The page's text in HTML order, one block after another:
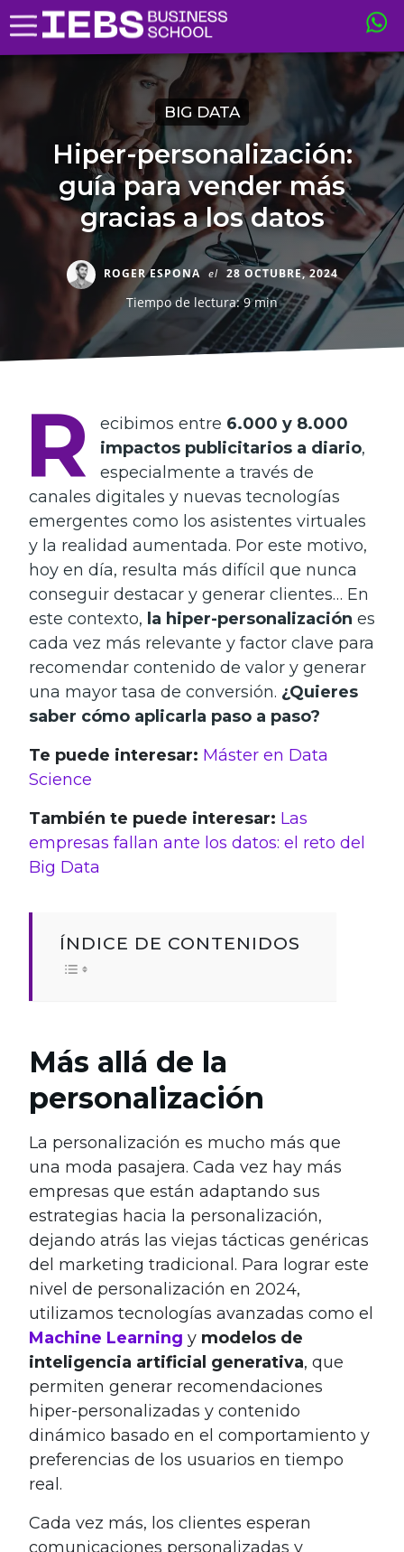
BIG DATA
Hiper-personalización:
guía para vender más
gracias a los datos
ROGER ESPONA el 28 OCTUBRE, 2024
Tiempo de lectura: 9 min
R ecibimos entre 6.000 y 8.000
impactos publicitarios a diario,
especialmente a través de
canales digitales y nuevas tecnologías
emergentes como los asistentes virtuales
y la realidad aumentada. Por este motivo,
hoy en día, resulta más difícil que nunca
conseguir destacar y generar clientes… En
este contexto, la hiper-personalización es
cada vez más relevante y factor clave para
recomendar contenido de valor y generar
una mayor tasa de conversión. ¿Quieres
saber cómo aplicarla paso a paso?
Te puede interesar: Máster en Data
Science
También te puede interesar: Las
empresas fallan ante los datos: el reto del
Big Data
ÍNDICE DE CONTENIDOS
Más allá de la
personalización
La personalización es mucho más que
una moda pasajera. Cada vez hay más
empresas que están adaptando sus
estrategias hacia la personalización,
dejando atrás las viejas tácticas genéricas
del marketing tradicional. Para lograr este
nivel de personalización en 2024,
utilizamos tecnologías avanzadas como el
Machine Learning y modelos de
inteligencia artificial generativa, que
permiten generar recomendaciones
hiper-personalizadas y contenido
dinámico basado en el comportamiento y
preferencias de los usuarios en tiempo
real.
Cada vez más, los clientes esperan
comunicaciones personalizadas y